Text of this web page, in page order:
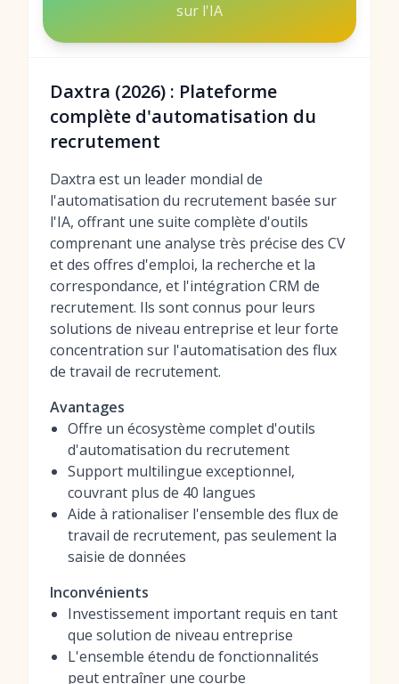
sur l'IA
Daxtra (2026) : Plateforme
complète d'automatisation du
recrutement
Daxtra est un leader mondial de
l'automatisation du recrutement basée sur
l'IA, offrant une suite complète d'outils
comprenant une analyse très précise des CV
et des offres d'emploi, la recherche et la
correspondance, et l'intégration CRM de
recrutement. Ils sont connus pour leurs
solutions de niveau entreprise et leur forte
concentration sur l'automatisation des flux
de travail de recrutement.
Avantages
Offre un écosystème complet d'outils
d'automatisation du recrutement
Support multilingue exceptionnel,
couvrant plus de 40 langues
Aide à rationaliser l'ensemble des flux de
travail de recrutement, pas seulement la
saisie de données
Inconvénients
Investissement important requis en tant
que solution de niveau entreprise
L'ensemble étendu de fonctionnalités
peut entraîner une courbe